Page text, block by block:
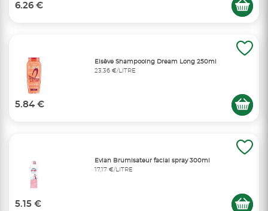
6.26 €
Elsève Shampooing Dream Long 250ml
23,36 €/LITRE
5.84 €
Evian Brumisateur facial spray 300ml
17,17 €/LITRE
5.15 €